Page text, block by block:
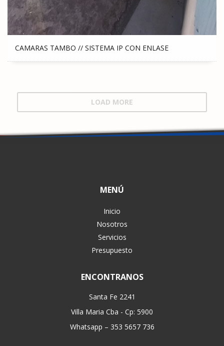
CAMARAS TAMBO // SISTEMA IP CON ENLASE
LOAD MORE
MENÚ
Inicio
Nosotros
Servicios
Presupuesto
ENCONTRANOS
Santa Fe 2241
Villa Maria Cba - Cp: 5900
Whatsapp – 353 5657 736